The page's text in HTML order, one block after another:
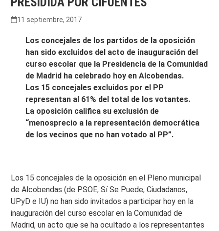
11 septiembre, 2017
Los concejales de los partidos de la oposición
han sido excluidos del acto de inauguración del
curso escolar que la Presidencia de la Comunidad
de Madrid ha celebrado hoy en Alcobendas.
Los 15 concejales excluidos por el PP
representan al 61% del total de los votantes.
La oposición califica su exclusión de
“menosprecio a la representación democrática
de los vecinos que no han votado al PP”.
Los 15 concejales de la oposición en el Pleno municipal
de Alcobendas (de PSOE, Sí Se Puede, Ciudadanos,
UPyD e IU) no han sido invitados a participar hoy en la
inauguración del curso escolar en la Comunidad de
Madrid, un acto que se ha ocultado a los representantes